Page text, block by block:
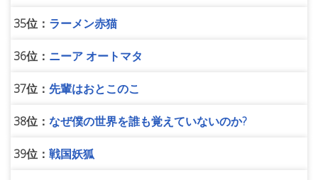
35位： ラーメン赤猫
36位： ニーア オートマタ
37位： 先輩はおとこのこ
38位： なぜ僕の世界を誰も覚えていないのか?
39位： 戦国妖狐